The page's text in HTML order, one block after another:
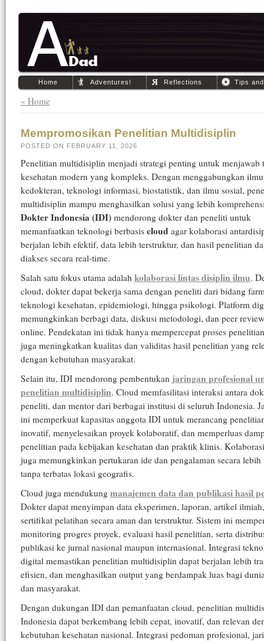
Home Adventures! Reflections Tips
« Home
Mempromosikan Penelitian Multidisiplin
POSTED ON FEBRUARY 11, 2026
Penelitian multidisiplin menjadi strategi penting untuk menjawab
kesehatan modern yang kompleks. Dengan menggabungkan ilmu
kedokteran, teknologi informasi, biostatistik, dan ilmu sosial,
multidisiplin mampu menghasilkan solusi yang lebih
Dokter Indonesia (IDI) mendorong dokter dan peneliti untuk
memanfaatkan teknologi berbasis cloud agar kolaborasi
berjalan lebih efektif, data lebih terstruktur, dan hasil penelitian
diakses secara real-time.
Salah satu fokus utama adalah kolaborasi lintas disiplin ilmu.
cloud, dokter dapat bekerja sama dengan peneliti dari bidang
teknologi kesehatan, epidemiologi, hingga psikologi. Platform
memungkinkan berbagi data, diskusi metodologi, dan peer
online. Pendekatan ini tidak hanya mempercepat proses
juga meningkatkan kualitas dan validitas hasil penelitian yang
dengan kebutuhan masyarakat.
Selain itu, IDI mendorong pembentukan jaringan profesional
penelitian multidisiplin. Cloud memfasilitasi interaksi antara
peneliti, dan mentor dari berbagai institusi di seluruh Indonesia.
ini memperkuat kapasitas anggota IDI untuk merancang
inovatif, menyelesaikan proyek kolaboratif, dan memperluas
penelitian pada kebijakan kesehatan dan praktik klinis.
juga memungkinkan pertukaran ide dan pengalaman secara
tanpa terbatas lokasi geografis.
Cloud juga mendukung manajemen data dan publikasi hasil
Dokter dapat menyimpan data eksperimen, laporan, artikel
sertifikat pelatihan secara aman dan terstruktur. Sistem ini
monitoring progres proyek, evaluasi hasil penelitian, serta
publikasi ke jurnal nasional maupun internasional. Integrasi
digital memastikan penelitian multidisiplin dapat berjalan lebih
efisien, dan menghasilkan output yang berdampak luas bagi
dan masyarakat.
Dengan dukungan IDI dan pemanfaatan cloud, penelitian
Indonesia dapat berkembang lebih cepat, inovatif, dan relevan
kebutuhan kesehatan nasional. Integrasi pedoman profesional,